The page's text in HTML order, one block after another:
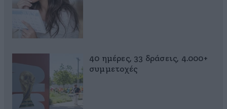
40 ημέρες, 33 δράσεις, 4.000+
συμμετοχές